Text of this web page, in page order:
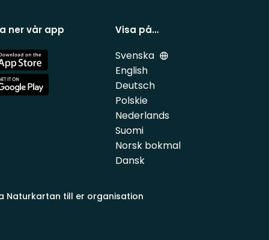
ner vår app Visa på…
Svenska
English
Deutsch
Polskie
Nederlands
Suomi
Norsk bokmal
Dansk
Naturkartan till er organisation